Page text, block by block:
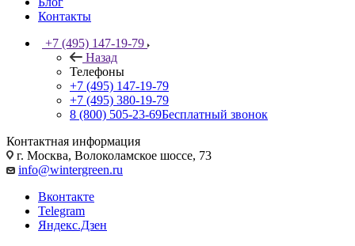
Контакты
+7 (495) 147-19-79
Назад
Телефоны
+7 (495) 147-19-79
+7 (495) 380-19-79
8 (800) 505-23-69Бесплатный звонок
Контактная информация
г. Москва, Волоколамское шоссе, 73
info@wintergreen.ru
Вконтакте
Telegram
Яндекс.Дзен